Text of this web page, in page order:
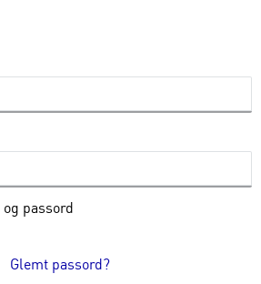
passord
Glemt passord?